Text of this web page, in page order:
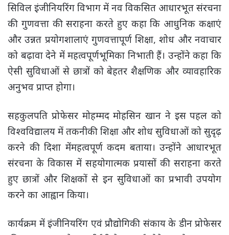
सिविल इंजीनियरिंग विभाग में नव विकसित आधारभूत संरचना
की गुणवत्ता की सराहना करते हुए कहा कि आधुनिक कक्षाएं
और उन्नत प्रयोगशालाएं गुणवत्तापूर्ण शिक्षा, शोध और नवाचार
को बढ़ावा देने में महत्वपूर्णभूमिका निभाती हैं। उन्होंने कहा कि
ऐसी सुविधाओं से छात्रों को बेहतर शैक्षणिक और व्यावहारिक
अनुभव प्राप्त होगा।
सहकुलपति प्रोफेसर मोहम्मद मोहसिन खान ने इस पहल को
विश्वविद्यालय में तकनीकी शिक्षा और शोध सुविधाओं को सुदृढ़
करने की दिशा मेंमहत्वपूर्ण कदम बताया। उन्होंने आधारभूत
संरचना के विकास में सहयोगात्मक प्रयासों की सराहना करते
हुए छात्रों और शिक्षकों से इन सुविधाओं का प्रभावी उपयोग
करने का आह्वान किया।
कार्यक्रम में इंजीनियरिंग एवं प्रौद्योगिकी संकाय के डीन प्रोफेसर